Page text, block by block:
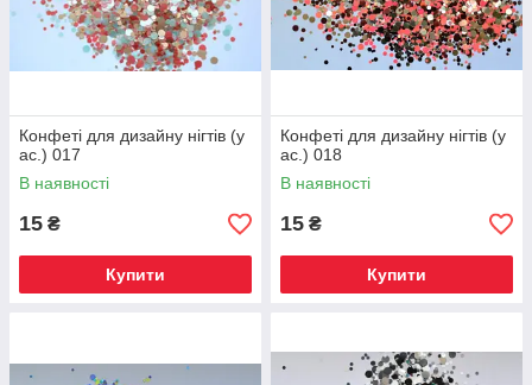
Конфеті для дизайну нігтів (у
ас.) 017
В наявності
15 ₴
Купити
Конфеті для дизайну нігтів (у
ас.) 018
В наявності
15 ₴
Купити